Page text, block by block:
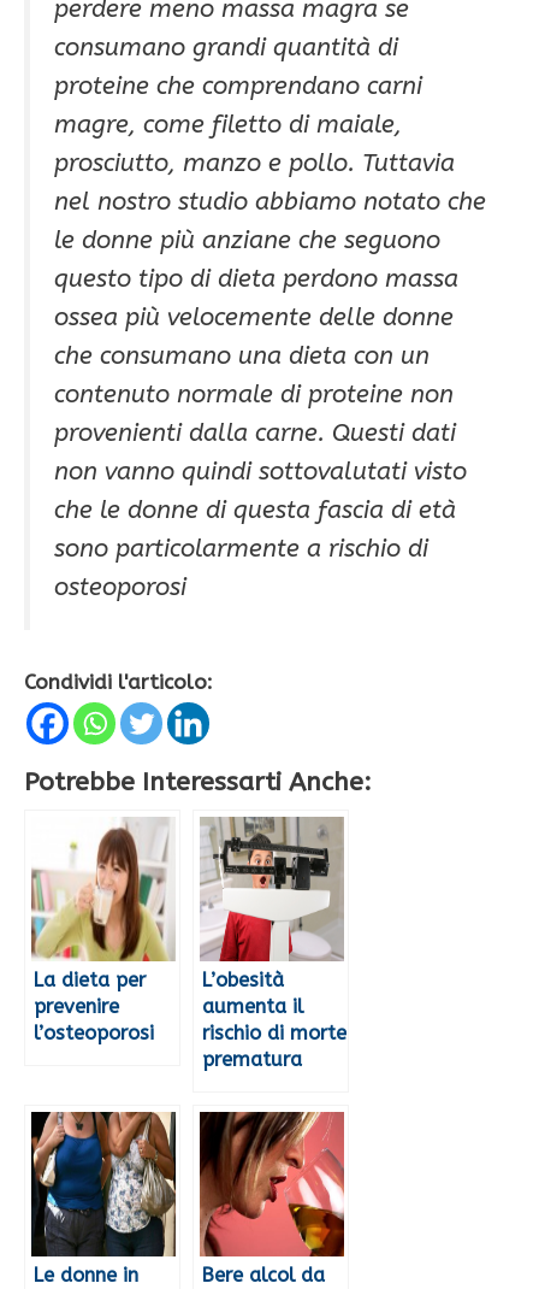
perdere meno massa magra se
consumano grandi quantità di
proteine che comprendano carni
magre, come filetto di maiale,
prosciutto, manzo e pollo. Tuttavia
nel nostro studio abbiamo notato che
le donne più anziane che seguono
questo tipo di dieta perdono massa
ossea più velocemente delle donne
che consumano una dieta con un
contenuto normale di proteine non
provenienti dalla carne. Questi dati
non vanno quindi sottovalutati visto
che le donne di questa fascia di età
sono particolarmente a rischio di
osteoporosi
Condividi l'articolo:
Potrebbe Interessarti Anche:
La dieta per
prevenire
l’osteoporosi
L’obesità
aumenta il
rischio di morte
prematura
Le donne in
Bere alcol da